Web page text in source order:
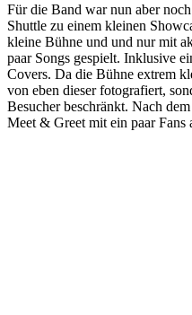
Für die Band war nun aber
Shuttle zu einem kleinen
kleine Bühne und und nur mit
paar Songs gespielt. Inklusive
Covers. Da die Bühne extrem
von eben dieser fotografiert,
Besucher beschränkt. Nach
Meet & Greet mit ein paar Fans